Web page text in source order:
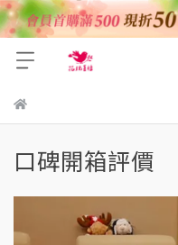
口碑開箱評價